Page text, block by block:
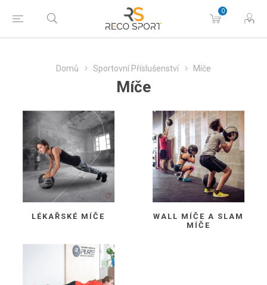
0
Domů Sportovní Příslušenství Míče
Míče
LÉKAŘSKÉ MÍČE
WALL MÍČE A SLAM
MÍČE